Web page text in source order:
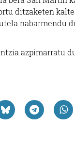
ditzaketen
nabarmendu
azpimarratu